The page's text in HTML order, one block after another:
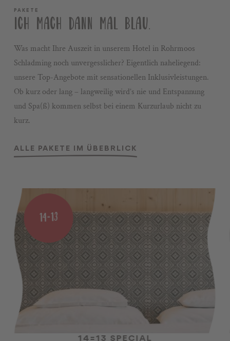
PAKETE
ICH MACH DANN MAL BLAU.
Was macht Ihre Auszeit in unserem Hotel in Rohrmoos
Schladming noch unvergesslicher? Eigentlich naheliegend:
unsere Top-Angebote mit sensationellen Inklusivleistungen.
Ob kurz oder lang – langweilig wird’s nie und Entspannung
und Spa(ß) kommen selbst bei einem Kurzurlaub nicht zu
kurz.
ALLE PAKETE IM ÜBEBRLICK
14=13
14=13 SPECIAL